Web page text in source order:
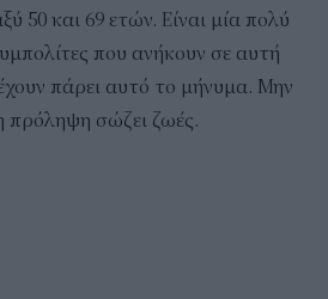
50 και 69 ετών. Είναι μία πολύ
που ανήκουν σε αυτή
πάρει αυτό το μήνυμα. Μην
πρόληψη σώζει ζωές.